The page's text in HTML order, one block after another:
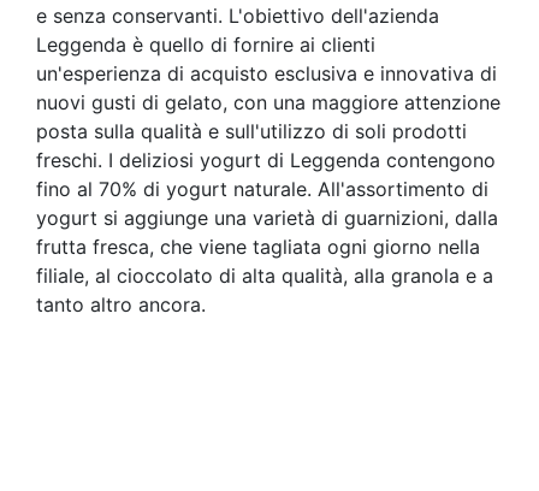
e senza conservanti. L'obiettivo dell'azienda
Leggenda è quello di fornire ai clienti
un'esperienza di acquisto esclusiva e innovativa di
nuovi gusti di gelato, con una maggiore attenzione
posta sulla qualità e sull'utilizzo di soli prodotti
freschi. I deliziosi yogurt di Leggenda contengono ​​
fino al 70% di yogurt naturale. All'assortimento di
yogurt si aggiunge una varietà di guarnizioni, dalla
frutta fresca, che viene tagliata ogni giorno nella
filiale, al cioccolato di alta qualità, alla granola e a
tanto altro ancora.